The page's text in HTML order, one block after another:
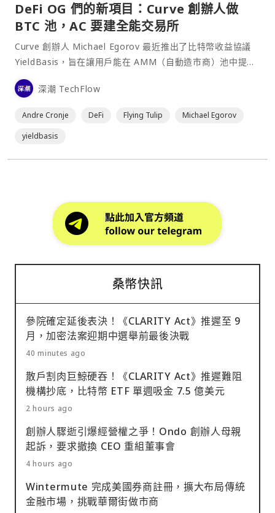
DeFi OG 們的新項目：Curve 創辦人做
BTC 池，AC 要建全能交易所
Curve 創辦人 Michael Egorov 最近推出了比特幣收益協議
YieldBasis，旨在讓用戶能在 AMM（自動造市商）池中提供
BTC 流動性，同時避免承受無常損失（impermanent
loss），並可賺取交易手續費。該協議將於近期透過 Kr⋯
深潮 TechFlow
Andre Cronje DeFi Flying Tulip
Michael Egorov
yieldbasis
桑幣快訊
參院確定延後表決！《CLARITY Act》推遲至 9
月，加密法案迎期中選舉前最後決戰
40 minutes ago
散戶割肉巨鯨硬吞！《CLARITY Act》推遲難阻
機構抄底，比特幣 ETF 單週吸金 7.5 億美元
2 hours ago
創辦人驟逝引爆經營權之爭！Ondo 創辦人母親
起訴，要求撤換 CEO 重組董事會
4 hours ago
Wintermute 完成美國券商註冊，擴大布局傳統
金融市場，挑戰華爾街做市商